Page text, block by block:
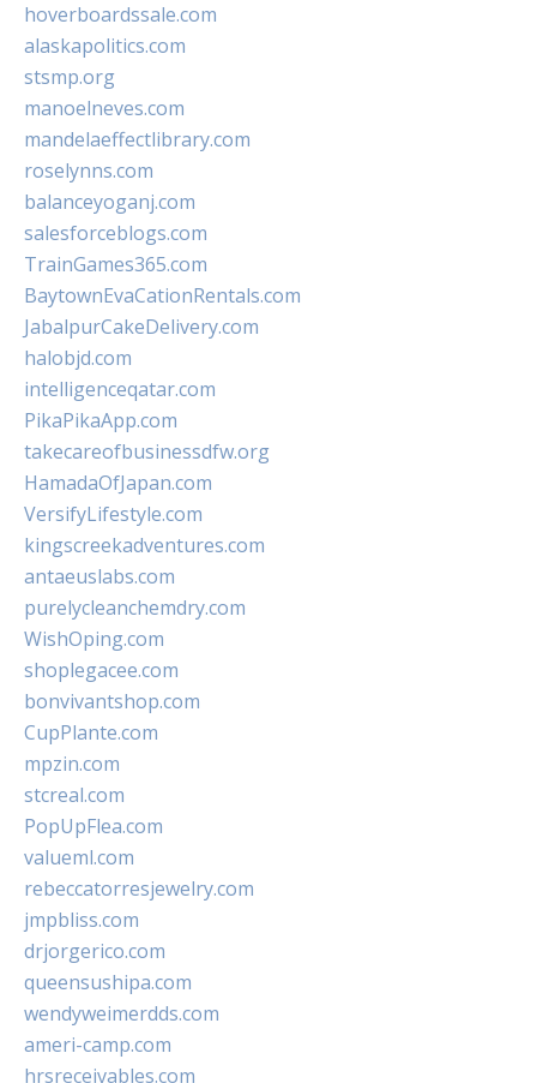
hoverboardssale.com
alaskapolitics.com
stsmp.org
manoelneves.com
mandelaeffectlibrary.com
roselynns.com
balanceyoganj.com
salesforceblogs.com
TrainGames365.com
BaytownEvaCationRentals.com
JabalpurCakeDelivery.com
halobjd.com
intelligenceqatar.com
PikaPikaApp.com
takecareofbusinessdfw.org
HamadaOfJapan.com
VersifyLifestyle.com
kingscreekadventures.com
antaeuslabs.com
purelycleanchemdry.com
WishOping.com
shoplegacee.com
bonvivantshop.com
CupPlante.com
mpzin.com
stcreal.com
PopUpFlea.com
valueml.com
rebeccatorresjewelry.com
jmpbliss.com
drjorgerico.com
queensushipa.com
wendyweimerdds.com
ameri-camp.com
hrsreceivables.com